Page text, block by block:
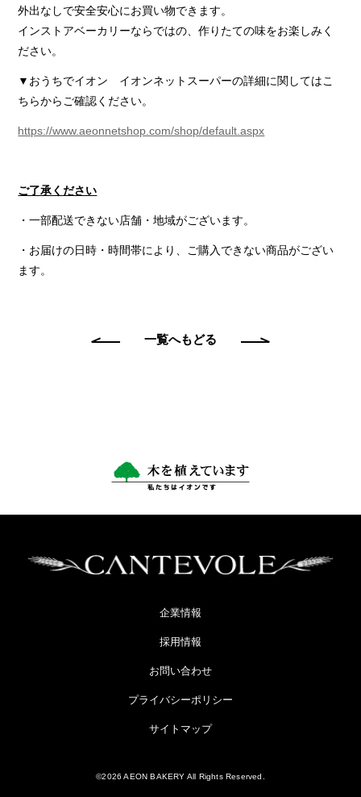
外出なしで安全安心にお買い物できます。
インストアベーカリーならではの、作りたての味をお楽しみく
ださい。
▼おうちでイオン イオンネットスーパーの詳細に関してはこ
ちらからご確認ください。
https://www.aeonnetshop.com/shop/default.aspx
ご了承ください
・一部配送できない店舗・地域がございます。
・お届けの日時・時間帯により、ご購入できない商品がござい
ます。
一覧へもどる
企業情報
採用情報
お問い合わせ
プライバシーポリシー
サイトマップ
©2026 AEON BAKERY All Rights Reserved.